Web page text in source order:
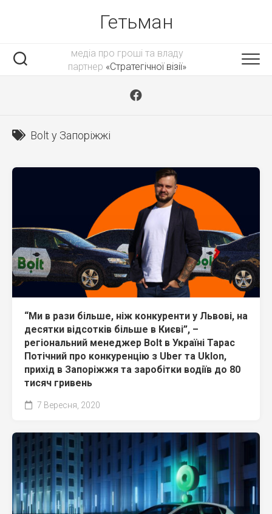
Гетьман
медіа про гроші та владу
партнер «Стратегічної візії»
Bolt у Запоріжжі
“Ми в рази більше, ніж конкуренти у Львові, на
десятки відсотків більше в Києві”, –
регіональний менеджер Bolt в Україні Тарас
Потічний про конкуренцію з Uber та Uklon,
прихід в Запоріжжя та заробітки водіїв до 80
тисяч гривень
7 Вересня, 2020